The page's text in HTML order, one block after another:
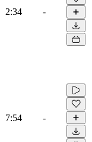
2:34 -
7:54 -